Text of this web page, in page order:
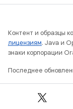
Контент и образцы
лицензиям. Java и
знаки корпорации
Последнее